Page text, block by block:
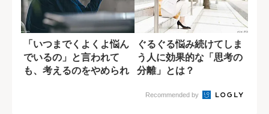
「いつまでくよくよ悩ん
でいるの」と言われて
も、考えるのをやめられ
ぐるぐる悩み続けてしま
う人に効果的な「思考の
分離」とは？
Recommended by